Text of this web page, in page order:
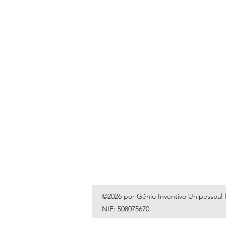
©2026 por Génio Inventivo Unipessoal
NIF: 508075670